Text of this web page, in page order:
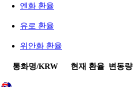
엔화 환율
유로 환율
위안화 환율
통화명/KRW 현재 환율 변동량